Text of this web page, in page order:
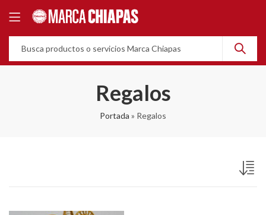
Regalos
Portada » Regalos